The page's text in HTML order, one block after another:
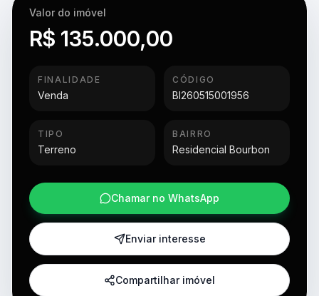
Valor do imóvel
R$ 135.000,00
FINALIDADE
Venda
CÓDIGO
BI260515001956
TIPO
Terreno
BAIRRO
Residencial Bourbon
Chamar no WhatsApp
Enviar interesse
Compartilhar imóvel